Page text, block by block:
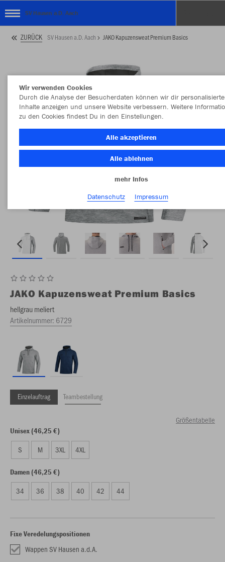
SV Hausen a.D. Aach
ZURÜCK SV Hausen a.D. Aach JAKO Kapuzensweat Premium Basics
JAKO Kapuzensweat Premium Basics
hellgrau meliert
Artikelnummer: 6729
Einzelauftrag Teambestellung
Größentabelle
Unisex (46,25 €)
S M 3XL 4XL
Damen (46,25 €)
34 36 38 40 42 44
Fixe Veredelungspositionen
Wappen SV Hausen a.d.A.
Wir verwenden Cookies
Durch die Analyse der Besucherdaten können wir dir personalisierte
Inhalte anzeigen und unsere Website verbessern. Weitere
zu den Cookies findest Du in den Einstellungen.
Alle akzeptieren
Alle ablehnen
mehr Infos
Datenschutz
Impressum